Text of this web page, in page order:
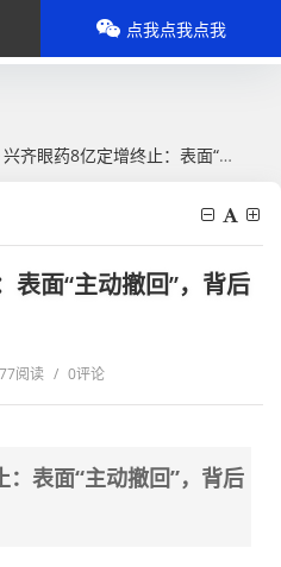
兴齐眼药8亿定增终止：表面“主动撤回”，背后暗藏三大风险
表面“主动撤回”，背后
77阅读 / 0评论
表面“主动撤回”，背后
点我点我点我